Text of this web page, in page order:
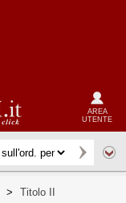
AREA
UTENTE
> Titolo II